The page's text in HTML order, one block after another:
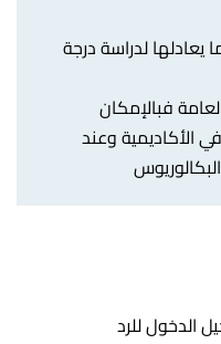
يعادلها لدراسة درجة
فبالإمكان
الأكاديمية وعند
الدخول للرد